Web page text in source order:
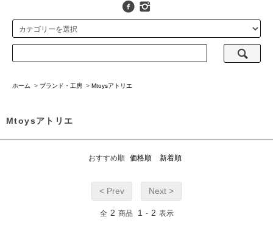
ホーム > ブランド・工房 > Mtoysアトリエ
Mtoysアトリエ
おすすめ順 価格順 新着順
< Prev Next >
全 2 商品 1 - 2 表示